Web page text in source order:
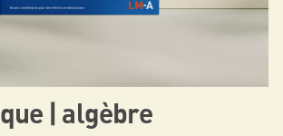
| algèbre